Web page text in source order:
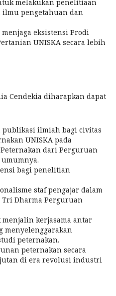
melakukan penelitiaan
ilmu pengetahuan dan
eksistensi Prodi
UNISKA secara lebih
Cendekia diharapkan dapat
ilmiah bagi civitas
UNISKA pada
dari Perguruan
bagi penelitian
staf pengajar dalam
Dharma Perguruan
kerjasama antar
menyelenggarakan
peternakan.
peternakan secara
di era revolusi industri